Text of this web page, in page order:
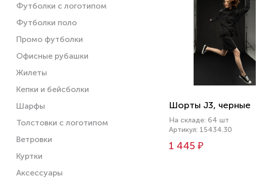
Футболки с логотипом
Футболки поло
Промо футболки
Офисные рубашки
Жилеты
Кепки и бейсболки
Шарфы
Толстовки с логотипом
Ветровки
Куртки
Аксессуары
Шорты J3, черные
На складе: 64 шт
Артикул: 15434.30
1 445 ₽